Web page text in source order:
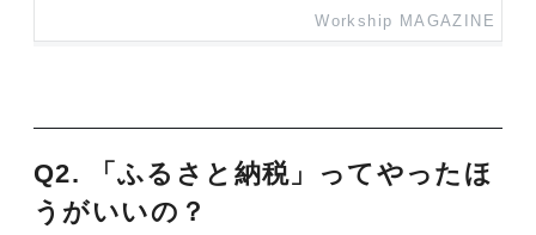
Workship MAGAZINE
Q2. 「ふるさと納税」ってやったほ
うがいいの？